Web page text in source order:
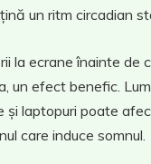
un ritm circadian
la ecrane înainte de
un efect benefic.
și laptopuri poate
care induce somnul.